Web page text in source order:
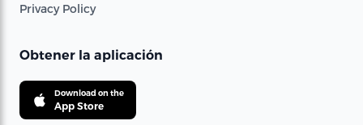
Privacy Policy
Obtener la aplicación
Download on the
App Store